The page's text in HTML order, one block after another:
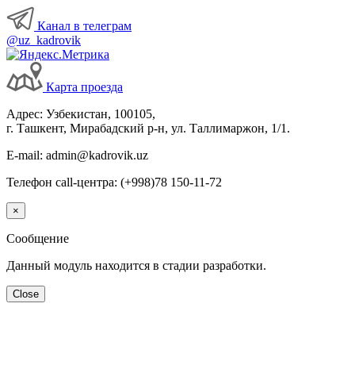
Канал в телеграм
@uz_kadrovik
Карта проезда
Адрес: Узбекистан, 100105,
г. Ташкент, Мирабадский р-н, ул. Таллимаржон, 1/1.
E-mail: admin@kadrovik.uz
Телефон call-центра: (+998)78 150-11-72
×
Сообщение
Данный модуль находится в стадии разработки.
Close